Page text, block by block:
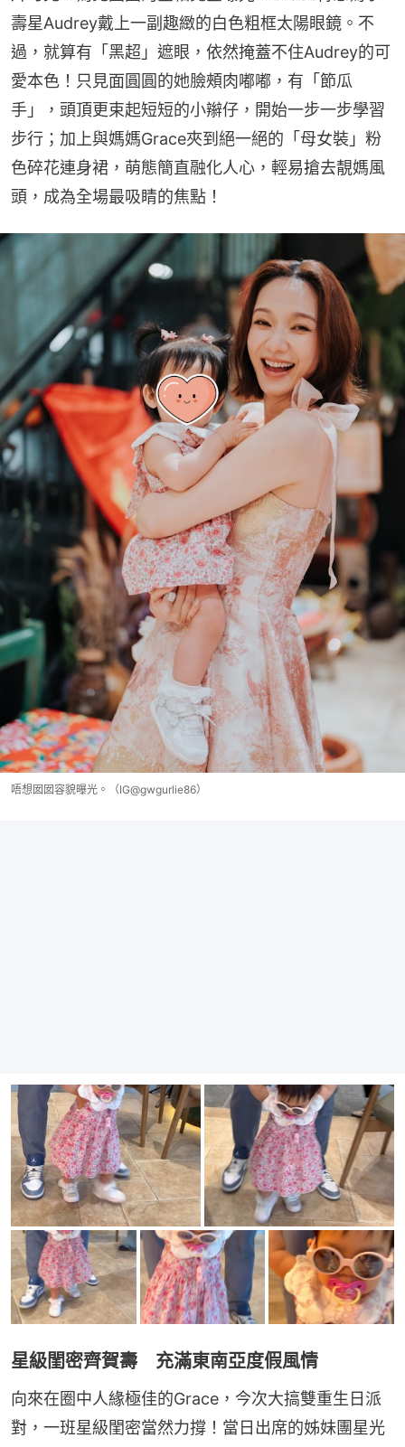
壽星Audrey戴上一副趣緻的白色粗框太陽眼鏡。不
過，就算有「黑超」遮眼，依然掩蓋不住Audrey的可
愛本色！只見面圓圓的她臉頰肉嘟嘟，有「節瓜
手」，頭頂更束起短短的小辮仔，開始一步一步學習
步行；加上與媽媽Grace夾到絕一絕的「母女裝」粉
色碎花連身裙，萌態簡直融化人心，輕易搶去靚媽風
頭，成為全場最吸睛的焦點！
唔想囡囡容貌曝光。（IG@gwgurlie86）
星級閨密齊賀壽 充滿東南亞度假風情
向來在圈中人緣極佳的Grace，今次大搞雙重生日派
對，一班星級閨密當然力撐！當日出席的姊妹團星光